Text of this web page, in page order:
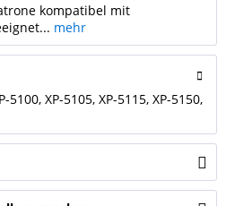
kompatibel mit
mehr
XP-5105, XP-5115, XP-5150,